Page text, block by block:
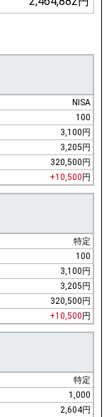
NISA
100
3,100円
3,205円
320,500円
+10,500 円
特定
100
3,100円
3,205円
320,500円
+10,500 円
特定
1,000
2,604円